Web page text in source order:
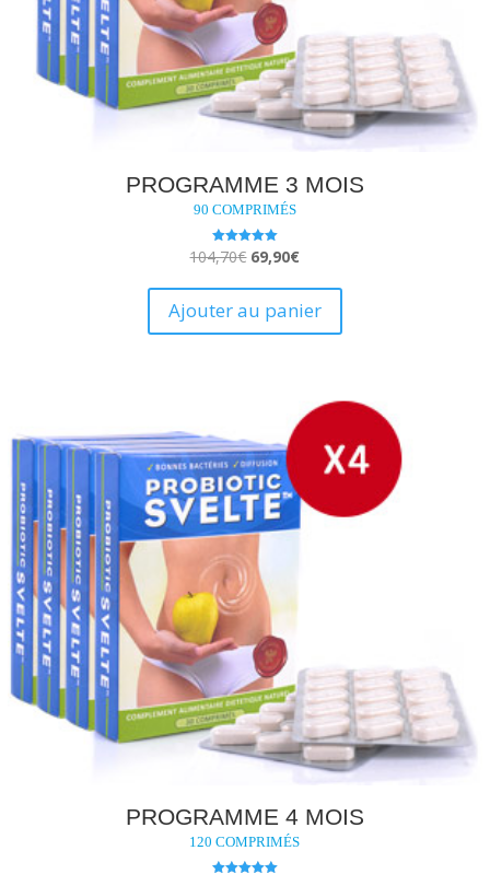
PROGRAMME 3 MOIS
90 COMPRIMÉS
Note
5.00
104,70€ Le
initial
était :
69,90€Le
actuel
est :
Ajouter au panier
PROGRAMME 4 MOIS
120 COMPRIMÉS